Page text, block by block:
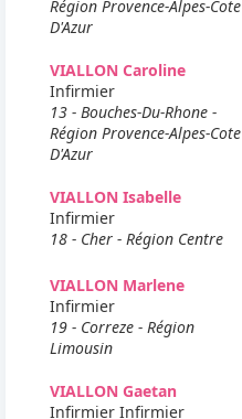
Région Provence-Alpes-Cote
D'Azur
VIALLON Caroline
Infirmier
13 - Bouches-Du-Rhone -
Région Provence-Alpes-Cote
D'Azur
VIALLON Isabelle
Infirmier
18 - Cher - Région Centre
VIALLON Marlene
Infirmier
19 - Correze - Région
Limousin
VIALLON Gaetan
Infirmier Infirmier